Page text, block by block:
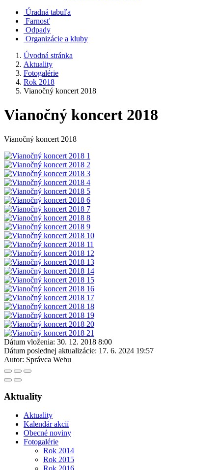
Úradná tabuľa
Farnosť
Odpady
Organizácie a kluby
Úvodná stránka
Aktuality
Fotogalérie
Rok 2018
Vianočný koncert 2018
Vianočný koncert 2018
Vianočný koncert 2018
Dátum vloženia: 30. 12. 2018 8:00
Dátum poslednej aktualizácie: 17. 6. 2024 19:57
Autor: Správca Webu
Aktuality
Aktuality
Kalendár akcií
Obecné noviny
Fotogalérie
Rok 2014
Rok 2015